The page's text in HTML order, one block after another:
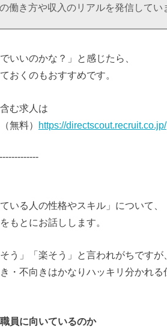
働き方や収入のリアルを発信してい
いいのかな？」と感じたら、
おくのもおすすめです。
む求人は
無料） https://directscout.recruit.co.jp/
いる人の性格やスキル」について、
もとにお話しします。
う」「楽そう」と言われがちですが
・不向きはかなりハッキリ分かれる
員に向いているのか